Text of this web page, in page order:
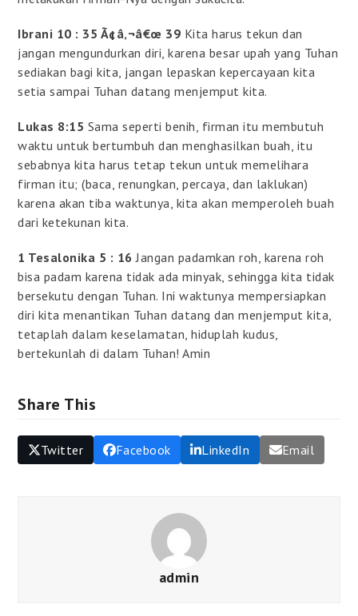
Ibrani 10 : 35 Ã¢â‚¬â€œ 39 Kita harus tekun dan
jangan mengundurkan diri, karena besar upah yang Tuhan
sediakan bagi kita, jangan lepaskan kepercayaan kita
setia sampai Tuhan datang menjemput kita.
Lukas 8:15 Sama seperti benih, firman itu membutuh
waktu untuk bertumbuh dan menghasilkan buah, itu
sebabnya kita harus tetap tekun untuk memelihara
firman itu; (baca, renungkan, percaya, dan laklukan)
karena akan tiba waktunya, kita akan memperoleh buah
dari ketekunan kita.
1 Tesalonika 5 : 16 Jangan padamkan roh, karena roh
bisa padam karena tidak ada minyak, sehingga kita tidak
bersekutu dengan Tuhan. Ini waktunya mempersiapkan
diri kita menantikan Tuhan datang dan menjemput kita,
tetaplah dalam keselamatan, hiduplah kudus,
bertekunlah di dalam Tuhan! Amin
Share This
Twitter Facebook LinkedIn Email
admin